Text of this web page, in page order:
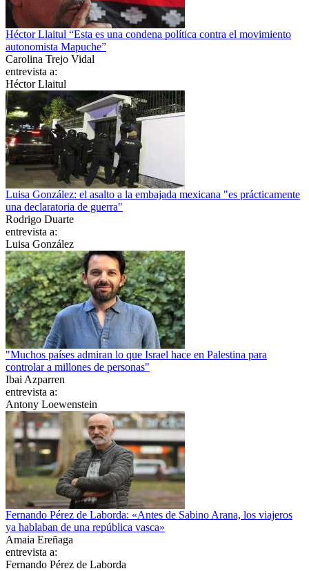
Héctor Llaitul “Esta es una condena política contra el movimiento
autonomista Mapuche”
Carolina Trejo Vidal
entrevista a:
Héctor Llaitul
Luisa González: el asalto a la embajada mexicana "es prácticamente
una declaratoria de guerra"
Rodrigo Duarte
entrevista a:
Luisa González
"Muchos países admiran lo que Israel hace en Palestina para
controlar a millones de personas"
Ibai Azparren
entrevista a:
Antony Loewenstein
Fernando Pérez de Laborda: «Antes de Sabino Arana, los viajeros
ya hablaban de una república vasca»
Amaia Ereñaga
entrevista a:
Fernando Pérez de Laborda